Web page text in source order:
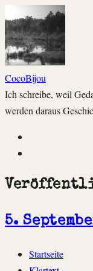
CocoBijou
Ich schreibe, weil
werden daraus
5.
Zum Startseite